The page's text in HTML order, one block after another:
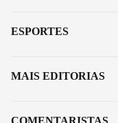
ESPORTES
MAIS EDITORIAS